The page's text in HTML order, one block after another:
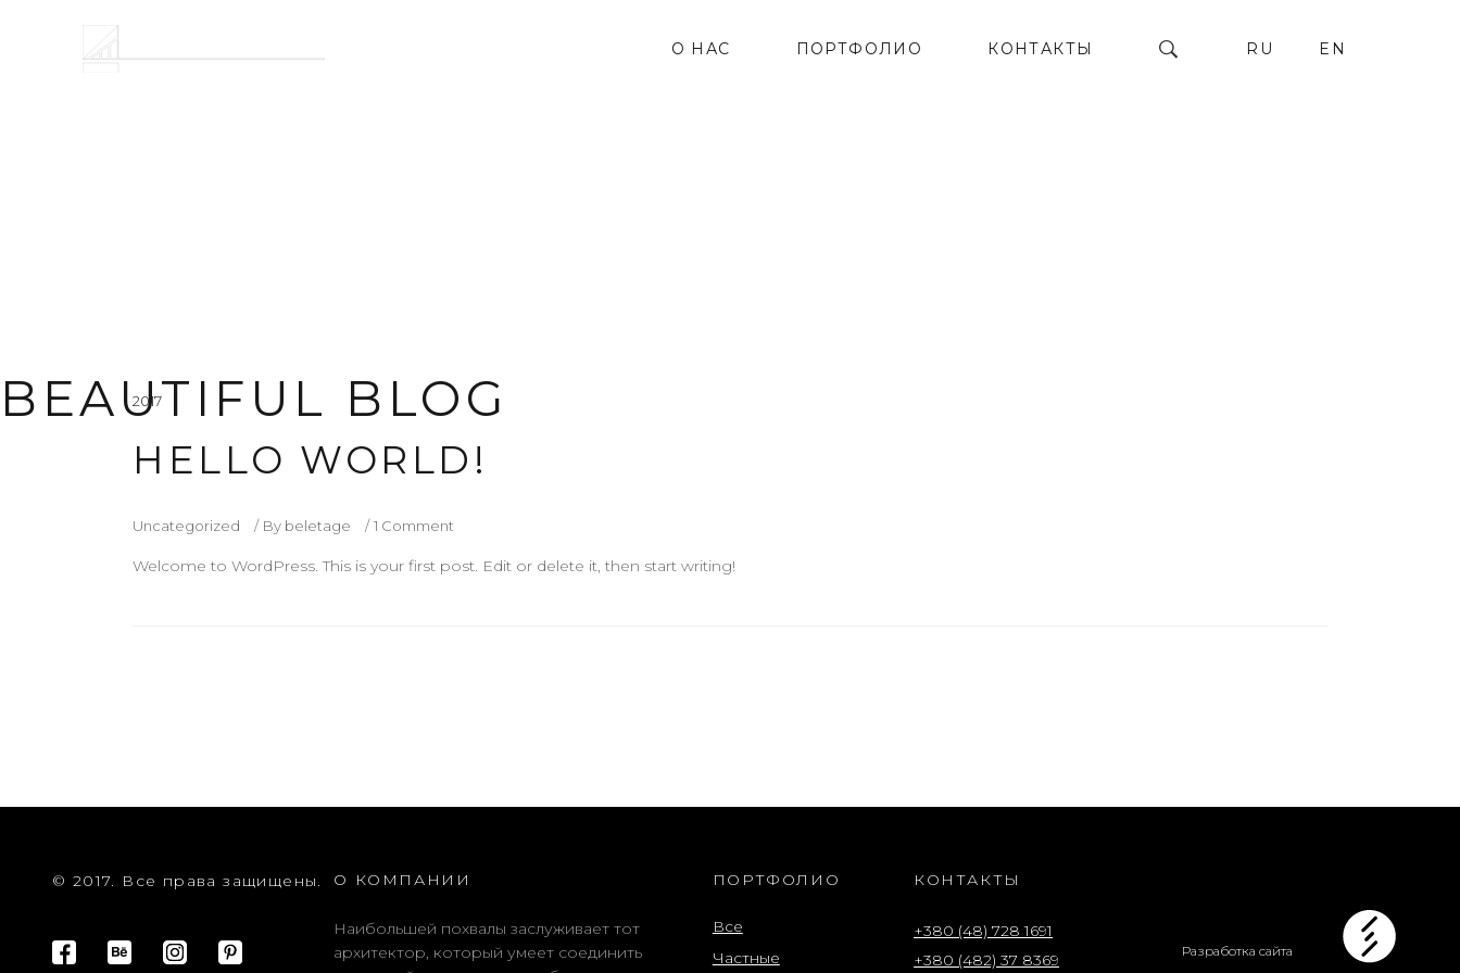
О НАС ПОРТФОЛИО КОНТАКТЫ RU EN
BEAUTIFUL BLOG
2017
HELLO WORLD!
Uncategorized By beletage 1 Comment
Welcome to WordPress. This is your first post. Edit or delete it, then start writing!
© 2017. Все права защищены. О КОМПАНИИ
Наибольшей похвалы заслуживает тот
архитектор, который умеет соединить
ПОРТФОЛИО
Все
Частные
КОНТАКТЫ
+380 (48) 728 1691
+380 (482) 37 8369
Разработка сайта